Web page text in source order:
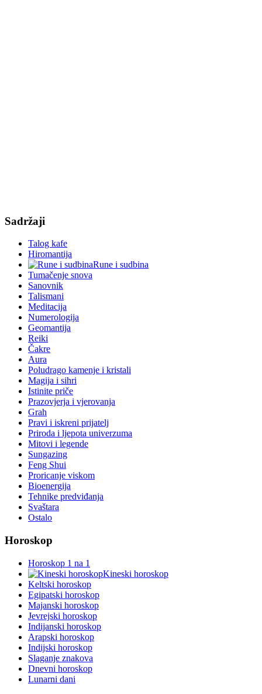
Sadržaji
Talog kafe
Hiromantija
Rune i sudbina
Tumačenje snova
Sanovnik
Talismani
Meditacija
Numerologija
Geomantija
Reiki
Čakre
Aura
Poludrago kamenje i kristali
Magija i sihri
Istinite priče
Prazovjerja i vjerovanja
Grah
Pravi i iskreni prijatelj
Priroda i ljepota univerzuma
Mitovi i legende
Sungazing
Feng Shui
Proricanje viskom
Bioenergija
Tehnike predviđanja
Svaštara
Ostalo
Horoskop
Horoskop 1 na 1
Kineski horoskop
Keltski horoskop
Egipatski horoskop
Majanski horoskop
Jevrejski horoskop
Indijanski horoskop
Arapski horoskop
Indijski horoskop
Slaganje znakova
Dnevni horoskop
Lunarni dani